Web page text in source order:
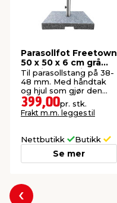
Parasollfot Freetown
50 x 50 x 6 cm grå
granitt - Sunlife®
Til parasollstang på 38-
48 mm. Med håndtak
og hjul som gjør den
lett å flytte. 40 kg.
399,00pr. stk.
Frakt m.m. legges til
Nettbutikk Butikk
Se mer